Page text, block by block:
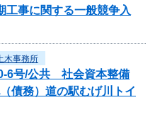
事に関する一般競争入
木事務所
6号/公共 社会資本整備
債務）道の駅むげ川トイ